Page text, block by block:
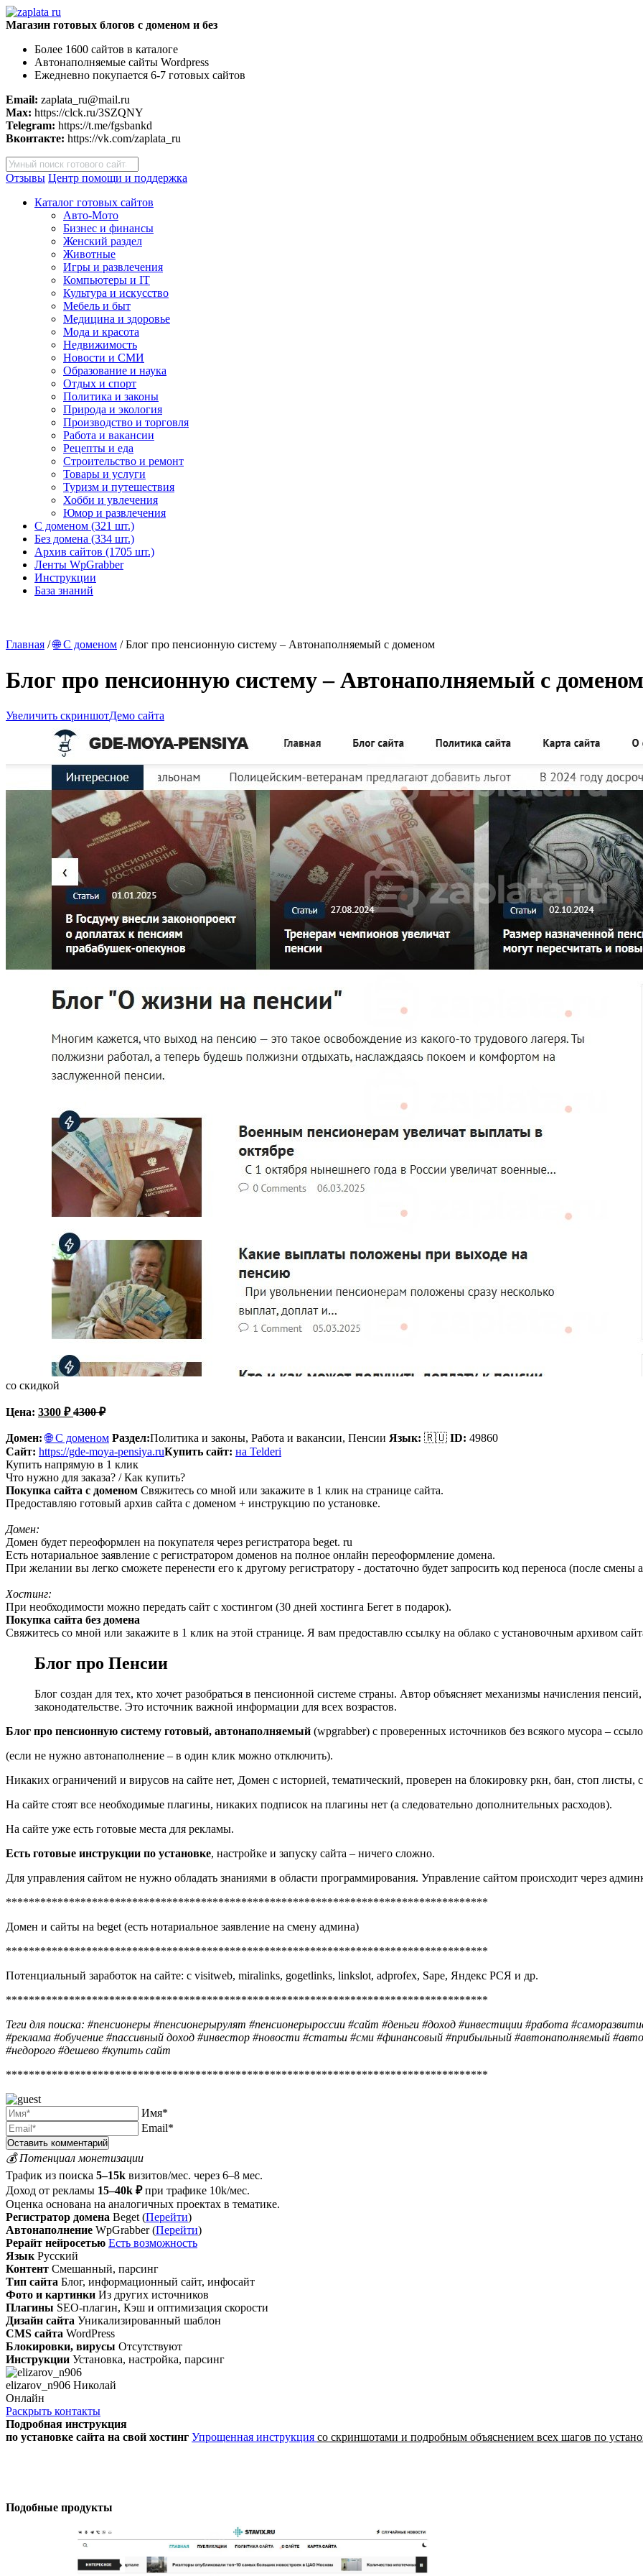
Магазин готовых блогов с доменом и без
Более 1600 сайтов в каталоге
Автонаполняемые сайты Wordpress
Ежедневно покупается 6-7 готовых сайтов
Email: zaplata_ru@mail.ru
Max: https://clck.ru/3SZQNY
Telegram: https://t.me/fgsbankd
Вконтакте: https://vk.com/zaplata_ru
Поиск
товаров
Отзывы Центр помощи и поддержка
Каталог готовых сайтов
Авто-Мото
Бизнес и финансы
Женский раздел
Животные
Игры и развлечения
Компьютеры и IT
Культура и искусство
Мебель и быт
Медицина и здоровье
Мода и красота
Недвижимость
Новости и СМИ
Образование и наука
Отдых и спорт
Политика и законы
Природа и экология
Производство и торговля
Работа и вакансии
Рецепты и еда
Строительство и ремонт
Товары и услуги
Туризм и путешествия
Хобби и увлечения
Юмор и развлечения
С доменом (321 шт.)
Без домена (334 шт.)
Архив сайтов (1705 шт.)
Ленты WpGrabber
Инструкции
База знаний
Главная /🌐 С доменом / Блог про пенсионную систему – Автонаполняемый с доменом
Блог про пенсионную систему – Автонаполняемый с доменом
Увеличить скриншотДемо сайта
со скидкой
Цена: 3300 ₽ 4300₽
Домен: 🌐 С доменом Раздел:Политика и законы, Работа и вакансии, Пенсии Язык: 🇷🇺 ID: 49860
Сайт: https://gde-moya-pensiya.ruКупить сайт: на Telderi
Купить напрямую в 1 клик
Что нужно для заказа? / Как купить?
Покупка сайта с доменом Свяжитесь со мной или закажите в 1 клик на странице сайта.
Предоставляю готовый архив сайта с доменом + инструкцию по установке.
Домен:
Домен будет переоформлен на покупателя через регистратора beget. ru
Есть нотариальное заявление с регистратором доменов на полное онлайн переоформление домена.
При желании вы легко сможете перенести его к другому регистратору - достаточно будет запросить код переноса (после
Хостинг:
При необходимости можно передать сайт с хостингом (30 дней хостинга Бегет в подарок).
Покупка сайта без домена
Свяжитесь со мной или закажите в 1 клик на этой странице. Я вам предоставлю ссылку на облако с установочным архивом
Блог про Пенсии
Блог создан для тех, кто хочет разобраться в пенсионной системе страны. Автор объясняет механизмы начисления
законодательстве. Это источник важной информации для всех возрастов.
Блог про пенсионную систему готовый, автонаполняемый (wpgrabber) с проверенных источников без всякого мусора –
(если не нужно автонаполнение – в один клик можно отключить).
Никаких ограничений и вирусов на сайте нет, Домен с историей, тематический, проверен на блокировку ркн, бан, стоп листы,
На сайте стоят все необходимые плагины, никаких подписок на плагины нет (а следовательно дополнительных расходов).
На сайте уже есть готовые места для рекламы.
Есть готовые инструкции по установке, настройке и запуску сайта – ничего сложно.
Для управления сайтом не нужно обладать знаниями в области программирования. Управление сайтом происходит через
************************************************************************************
Домен и сайты на beget (есть нотариальное заявление на смену админа)
************************************************************************************
Потенциальный заработок на сайте: с visitweb, miralinks, gogetlinks, linkslot, adprofex, Sape, Яндекс РСЯ и др.
************************************************************************************
Теги для поиска: #пенсионеры #пенсионерырулят #пенсионерыроссии #сайт #деньги #доход #инвестиции #работа
#реклама #обучение #пассивный доход #инвестор #новости #статьи #сми #финансовый #прибыльный #автонаполняемый
#недорого #дешево #купить сайт
************************************************************************************
Имя*
Email*
💰 Потенциал монетизации
Трафик из поиска 5–15k визитов/мес. через 6–8 мес.
Доход от рекламы 15–40k ₽ при трафике 10k/мес.
Оценка основана на аналогичных проектах в тематике.
Регистратор домена Beget (Перейти)
Автонаполнение WpGrabber (Перейти)
Рерайт нейросетью Есть возможность
Язык Русский
Контент Смешанный, парсинг
Тип сайта Блог, информационный сайт, инфосайт
Фото и картинки Из других источников
Плагины SEO-плагин, Кэш и оптимизация скорости
Дизайн сайта Уникализированный шаблон
CMS сайта WordPress
Блокировки, вирусы Отсутствуют
Инструкции Установка, настройка, парсинг
elizarov_n906 Николай
Онлайн
Раскрыть контакты
Подробная инструкция
по установке сайта на свой хостинг Упрощенная инструкция со скриншотами и подробным объяснением всех шагов по
Подобные продукты